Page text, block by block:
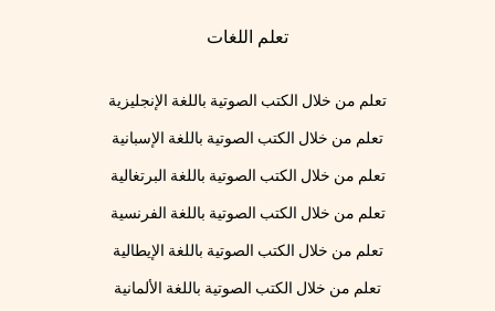
تعلم اللغات
تعلم من خلال الكتب الصوتية باللغة الإنجليزية
تعلم من خلال الكتب الصوتية باللغة الإسبانية
تعلم من خلال الكتب الصوتية باللغة البرتغالية
تعلم من خلال الكتب الصوتية باللغة الفرنسية
تعلم من خلال الكتب الصوتية باللغة الإيطالية
تعلم من خلال الكتب الصوتية باللغة الألمانية